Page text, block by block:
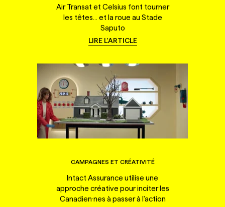
Air Transat et Celsius font tourner
les têtes... et la roue au Stade
Saputo
LIRE L'ARTICLE
CAMPAGNES ET CRÉATIVITÉ
Intact Assurance utilise une
approche créative pour inciter les
Canadien·nes à passer à l'action